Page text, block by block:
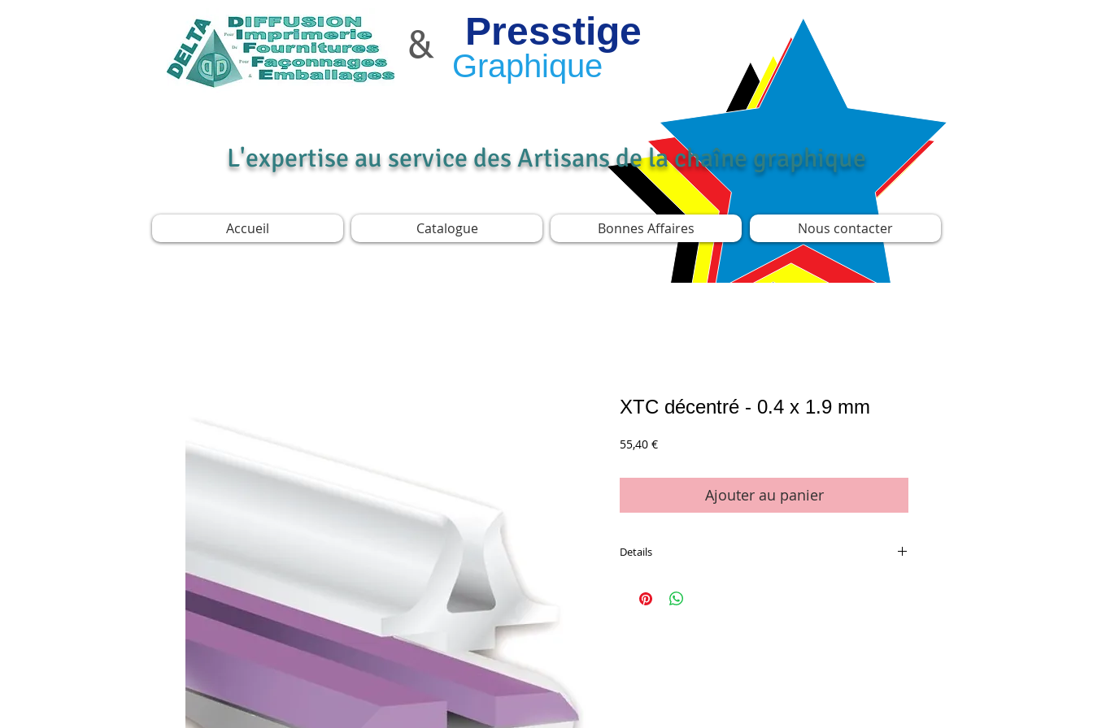
& Presstige
Graphique
L'expertise au service des Artisans de la chaîne graphique
Accueil Catalogue Bonnes Affaires Nous contacter
XTC décentré - 0.4 x 1.9 mm
55,40 €Prix
Ajouter au panier
Details